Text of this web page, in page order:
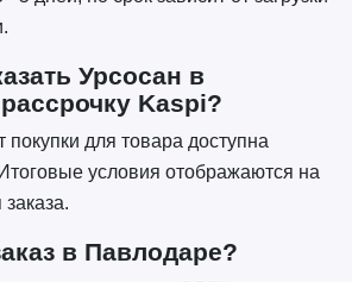
Урсосан в
Kaspi?
для товара доступна
условия отображаются на
в Павлодаре?